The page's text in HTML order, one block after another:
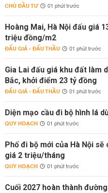
CHỦ ĐẦU TƯ 01 phút trước
Hoàng Mai, Hà Nội đấu giá
triệu đồng/m2
ĐẤU GIÁ - ĐẤU THẦU 01 phút trước
Gia Lai đấu giá khu đất làm
Bắc, khởi điểm 23 tỷ đồng
ĐẤU GIÁ - ĐẤU THẦU 01 phút trước
Diện mạo cầu đi bộ hình lá
QUY HOẠCH 01 phút trước
Phố đi bộ mới của Hà Nội
giá 2 triệu/tháng
QUY HOẠCH 01 phút trước
Cuối 2027 hoàn thành